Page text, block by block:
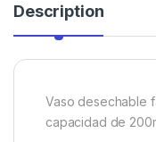
Description
Vaso desechable
capacidad de